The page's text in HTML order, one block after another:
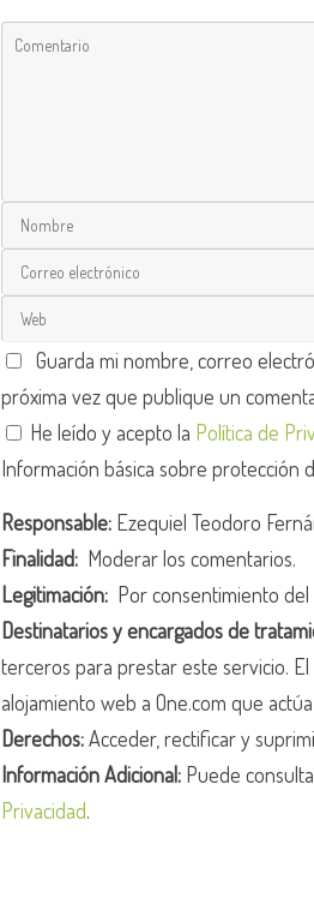
Guarda mi nombre, correo
próxima vez que publique un
He leído y acepto la Política de
Información básica sobre protección
Responsable: Ezequiel Teodoro
Finalidad: Moderar los comentarios.
Legitimación: Por consentimiento
Destinatarios y encargados de
terceros para prestar este servicio.
alojamiento web a One.com que
Derechos:Acceder, rectificar y
Información Adicional: Puede
Privacidad.